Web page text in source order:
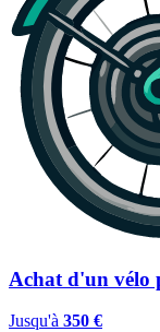
Achat d'un vélo
Jusqu'à 350 €